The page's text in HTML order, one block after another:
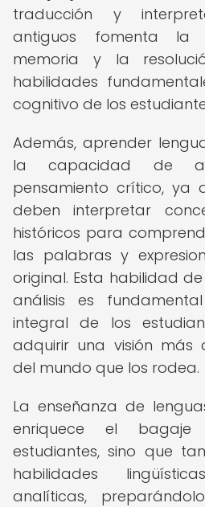
traducción y
antiguos fomenta la
memoria y la
habilidades
cognitivo de los
Además, aprender
la capacidad de
pensamiento crítico, ya
deben interpretar
históricos para
las palabras y
original. Esta habilidad
análisis es
integral de los
adquirir una visión más
del mundo que los rodea.
La enseñanza de
enriquece el
estudiantes, sino que
habilidades
analíticas,